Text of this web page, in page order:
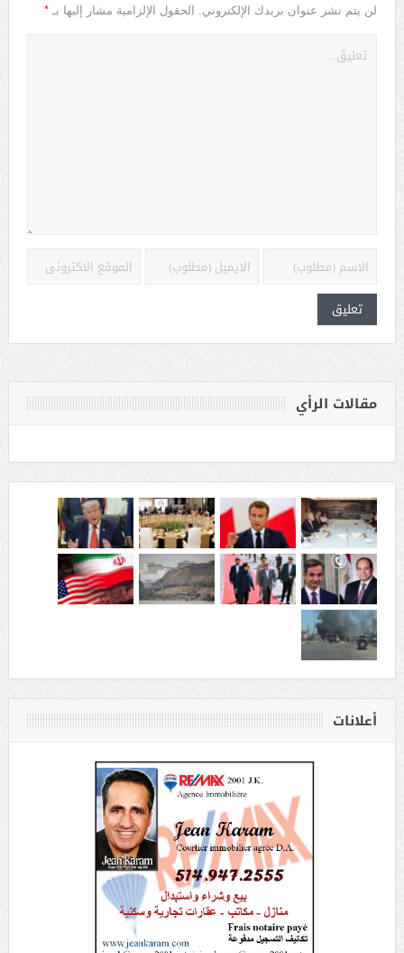
لن يتم نشر عنوان بريدك الإلكتروني. الحقول الإلزامية مشار إليها بـ *
مقالات الرأي
أعلانات